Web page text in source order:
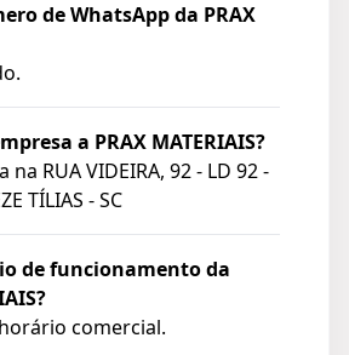
de WhatsApp da PRAX
a PRAX MATERIAIS?
na RUA VIDEIRA, 92 - LD 92 -
TÍLIAS - SC
de funcionamento da
comercial.